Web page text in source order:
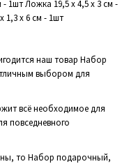
1шт Ложка 19,5 х 4,5 х 3 см -
1,3 х 6 см - 1шт
наш товар Набор
выбором для
всё необходимое для
повседневного
то Набор подарочный,